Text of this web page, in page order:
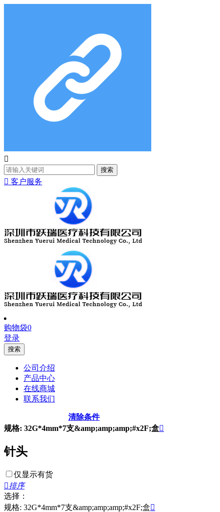

搜索
 客户服务
购物袋0
登录
搜索
公司介绍
产品中心
在线商城
联系我们
清除条件
规格: 32G*4mm*7支&amp;amp;amp;#x2F;盒
针头
仅显示有货
排序
选择：
规格: 32G*4mm*7支&amp;amp;amp;#x2F;盒